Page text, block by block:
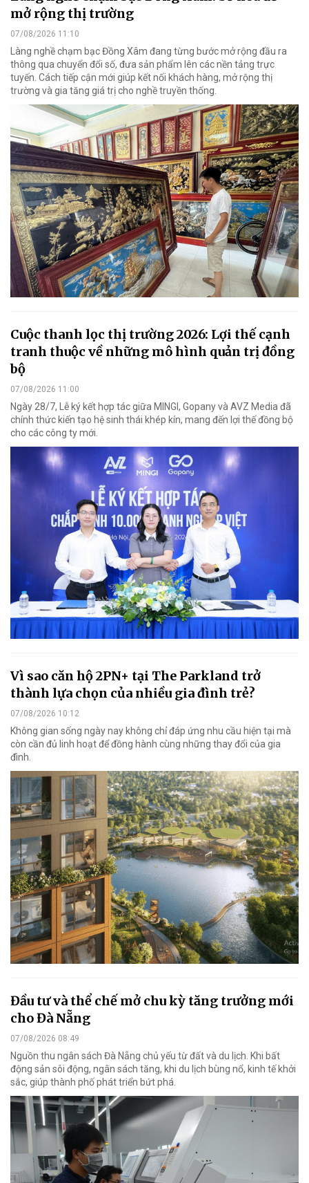
mở rộng thị trường
07/08/2026 11:10
Làng nghề chạm bạc Đồng Xâm đang từng bước mở rộng đầu ra
thông qua chuyển đổi số, đưa sản phẩm lên các nền tảng trực
tuyến. Cách tiếp cận mới giúp kết nối khách hàng, mở rộng thị
trường và gia tăng giá trị cho nghề truyền thống.
Cuộc thanh lọc thị trường 2026: Lợi thế cạnh
tranh thuộc về những mô hình quản trị đồng
bộ
07/08/2026 11:00
Ngày 28/7, Lễ ký kết hợp tác giữa MINGI, Gopany và AVZ Media đã
chính thức kiến tạo hệ sinh thái khép kín, mang đến lợi thế đồng bộ
cho các công ty mới.
Vì sao căn hộ 2PN+ tại The Parkland trở
thành lựa chọn của nhiều gia đình trẻ?
07/08/2026 10:12
Không gian sống ngày nay không chỉ đáp ứng nhu cầu hiện tại mà
còn cần đủ linh hoạt để đồng hành cùng những thay đổi của gia
đình.
Đầu tư và thể chế mở chu kỳ tăng trưởng mới
cho Đà Nẵng
07/08/2026 08:49
Nguồn thu ngân sách Đà Nẵng chủ yếu từ đất và du lịch. Khi bất
động sản sôi động, ngân sách tăng, khi du lịch bùng nổ, kinh tế khởi
sắc, giúp thành phố phát triển bứt phá.